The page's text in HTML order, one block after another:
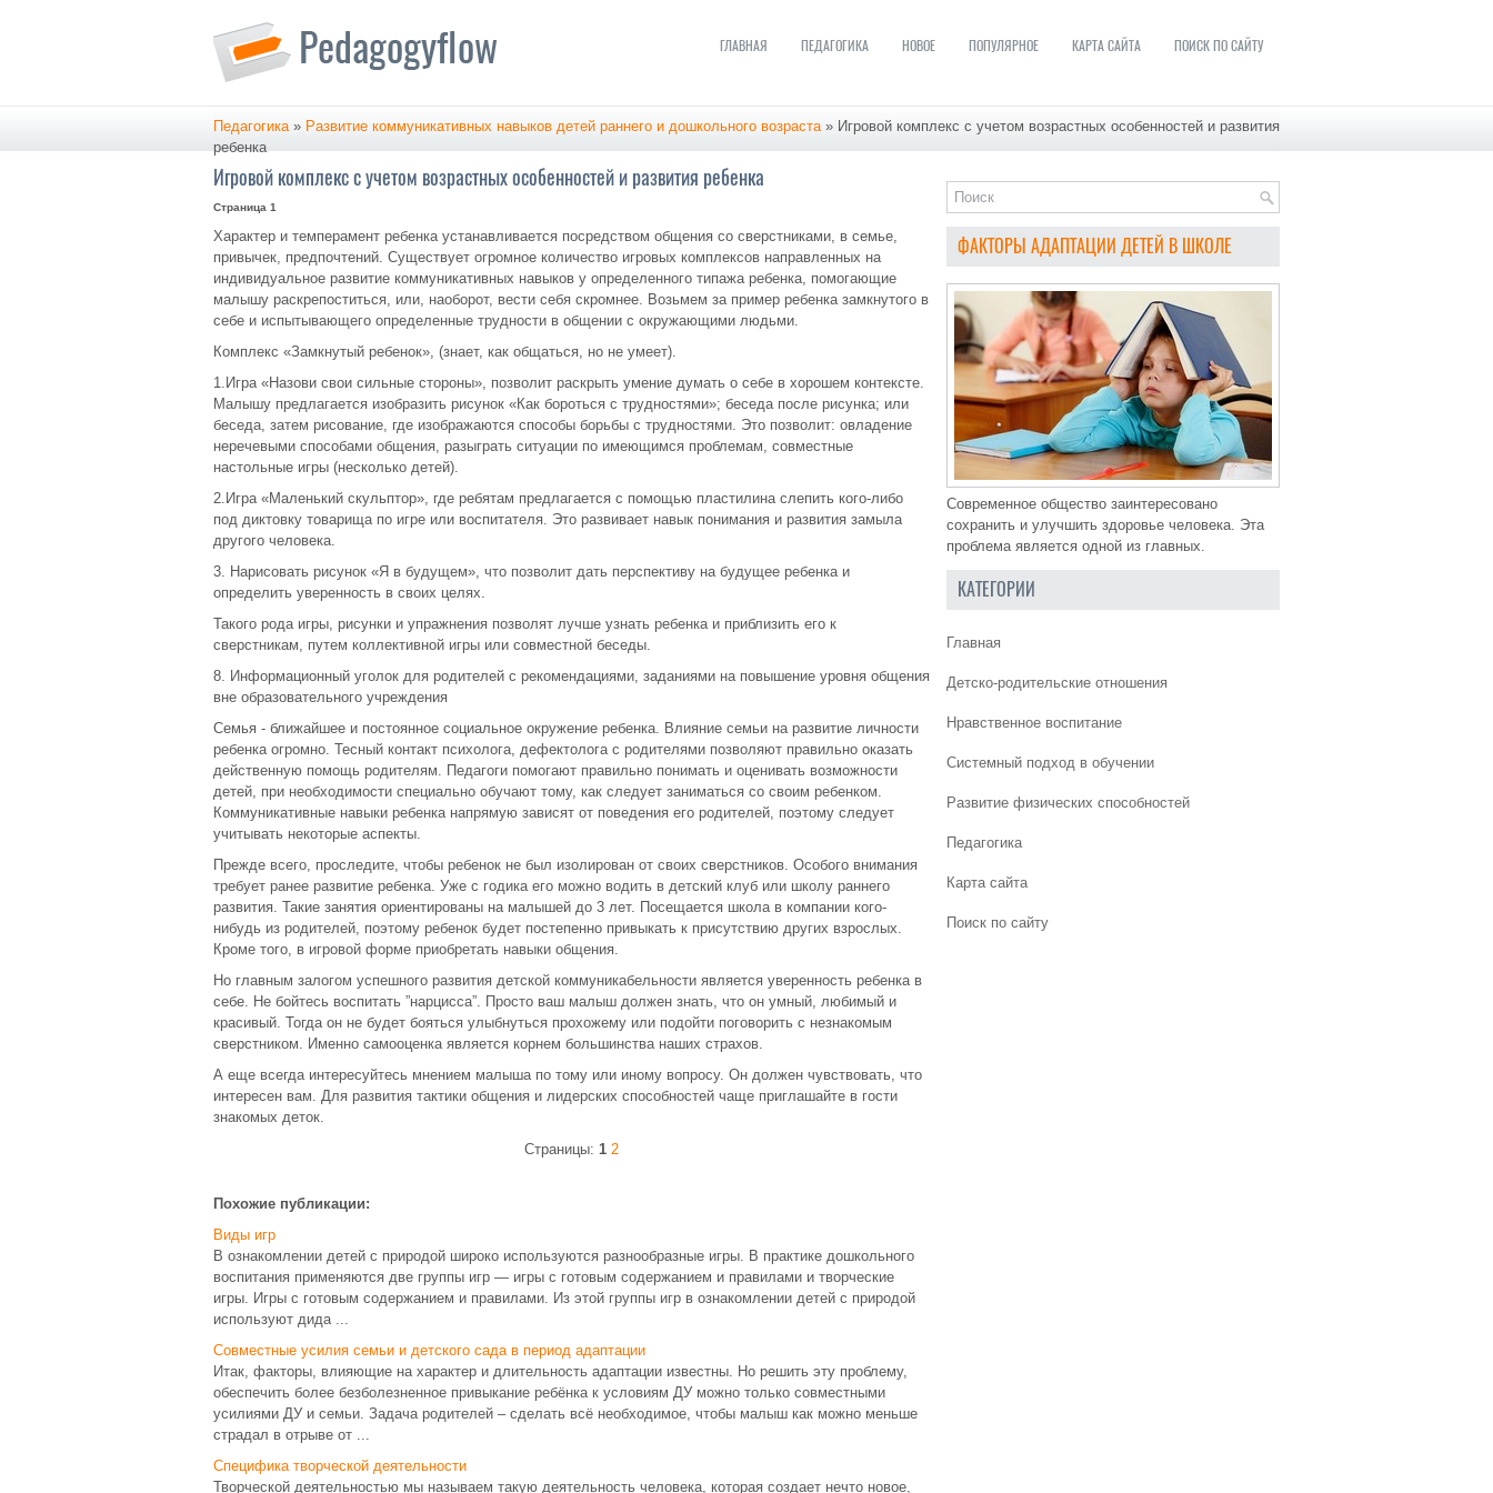
ГЛАВНАЯ ПЕДАГОГИКА НОВОЕ ПОПУЛЯРНОЕ КАРТА САЙТА ПОИСК ПО САЙТУ
Педагогика» Развитие коммуникативных навыков детей раннего и дошкольного возраста» Игровой комплекс с учетом возрастных особенностей и развития
ребенка
Игровой комплекс с учетом возрастных особенностей и развития ребенка
Страница 1
Характер и темперамент ребенка устанавливается посредством общения со сверстниками, в семье,
привычек, предпочтений. Существует огромное количество игровых комплексов направленных на
индивидуальное развитие коммуникативных навыков у определенного типажа ребенка, помогающие
малышу раскрепоститься, или, наоборот, вести себя скромнее. Возьмем за пример ребенка замкнутого в
себе и испытывающего определенные трудности в общении с окружающими людьми.
Комплекс «Замкнутый ребенок», (знает, как общаться, но не умеет).
1.Игра «Назови свои сильные стороны», позволит раскрыть умение думать о себе в хорошем контексте.
Малышу предлагается изобразить рисунок «Как бороться с трудностями»; беседа после рисунка; или
беседа, затем рисование, где изображаются способы борьбы с трудностями. Это позволит: овладение
неречевыми способами общения, разыграть ситуации по имеющимся проблемам, совместные
настольные игры (несколько детей).
2.Игра «Маленький скульптор», где ребятам предлагается с помощью пластилина слепить кого-либо
под диктовку товарища по игре или воспитателя. Это развивает навык понимания и развития замыла
другого человека.
3. Нарисовать рисунок «Я в будущем», что позволит дать перспективу на будущее ребенка и
определить уверенность в своих целях.
Такого рода игры, рисунки и упражнения позволят лучше узнать ребенка и приблизить его к
сверстникам, путем коллективной игры или совместной беседы.
8. Информационный уголок для родителей с рекомендациями, заданиями на повышение уровня общения
вне образовательного учреждения
Семья - ближайшее и постоянное социальное окружение ребенка. Влияние семьи на развитие личности
ребенка огромно. Тесный контакт психолога, дефектолога с родителями позволяют правильно оказать
действенную помощь родителям. Педагоги помогают правильно понимать и оценивать возможности
детей, при необходимости специально обучают тому, как следует заниматься со своим ребенком.
Коммуникативные навыки ребенка напрямую зависят от поведения его родителей, поэтому следует
учитывать некоторые аспекты.
Прежде всего, проследите, чтобы ребенок не был изолирован от своих сверстников. Особого внимания
требует ранее развитие ребенка. Уже с годика его можно водить в детский клуб или школу раннего
развития. Такие занятия ориентированы на малышей до 3 лет. Посещается школа в компании кого-
нибудь из родителей, поэтому ребенок будет постепенно привыкать к присутствию других взрослых.
Кроме того, в игровой форме приобретать навыки общения.
Но главным залогом успешного развития детской коммуникабельности является уверенность ребенка в
себе. Не бойтесь воспитать ”нарцисса”. Просто ваш малыш должен знать, что он умный, любимый и
красивый. Тогда он не будет бояться улыбнуться прохожему или подойти поговорить с незнакомым
сверстником. Именно самооценка является корнем большинства наших страхов.
А еще всегда интересуйтесь мнением малыша по тому или иному вопросу. Он должен чувствовать, что
интересен вам. Для развития тактики общения и лидерских способностей чаще приглашайте в гости
знакомых деток.
Страницы: 1 2
Похожие публикации:
Виды игр
В ознакомлении детей с природой широко используются разнообразные игры. В практике дошкольного
воспитания применяются две группы игр — игры с готовым содержанием и правилами и творческие
игры. Игры с готовым содержанием и правилами. Из этой группы игр в ознакомлении детей с природой
используют дида ...
Совместные усилия семьи и детского сада в период адаптации
Итак, факторы, влияющие на характер и длительность адаптации известны. Но решить эту проблему,
обеспечить более безболезненное привыкание ребёнка к условиям ДУ можно только совместными
усилиями ДУ и семьи. Задача родителей – сделать всё необходимое, чтобы малыш как можно меньше
страдал в отрыве от ...
Специфика творческой деятельности
Творческой деятельностью мы называем такую деятельность человека, которая создает нечто новое,
ФАКТОРЫ АДАПТАЦИИ ДЕТЕЙ В ШКОЛЕ
Современное общество заинтересовано
сохранить и улучшить здоровье человека. Эта
проблема является одной из главных.
КАТЕГОРИИ
Главная
Детско-родительские отношения
Нравственное воспитание
Системный подход в обучении
Развитие физических способностей
Педагогика
Карта сайта
Поиск по сайту